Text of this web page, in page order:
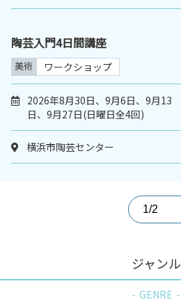
陶芸入門4日間講座
美術 ワークショップ
2026年8月30日、9月6日、9月13
日、9月27日(日曜日全4回)
横浜市陶芸センター
ジャンル
GENRE